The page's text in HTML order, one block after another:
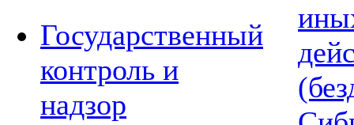
Государственный
контроль и
надзор